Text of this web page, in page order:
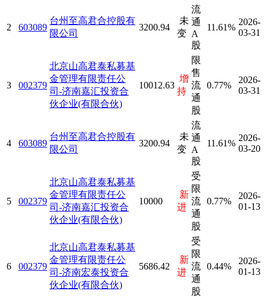
2 603089
台州至高君合控股有
限公司
3200.94
未
变
流
通
A
股
11.61%
2026-
03-31
3 002379
北京山高君泰私募基
金管理有限责任公
司-济南嘉汇投资合
伙企业(有限合伙)
10012.63
增
持
限
售
流
通
股
0.77%
2026-
03-31
4 603089
台州至高君合控股有
限公司
3200.94
未
变
流
通
A
股
11.61%
2026-
03-20
5 002379
北京山高君泰私募基
金管理有限责任公
司-济南嘉汇投资合
伙企业(有限合伙)
10000
新
进
受
限
流
通
股
0.77%
2026-
01-13
6 002379
北京山高君泰私募基
金管理有限责任公
司-济南宏泰投资合
伙企业(有限合伙)
5686.42
新
进
受
限
流
通
股
0.44%
2026-
01-13